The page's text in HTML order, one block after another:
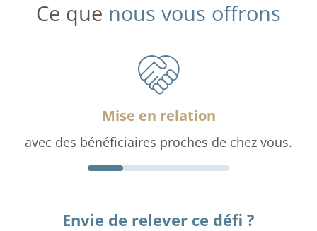
Ce que nous vous offrons
Mise en relation
avec des bénéficiaires proches de chez vous.
Envie de relever ce défi ?